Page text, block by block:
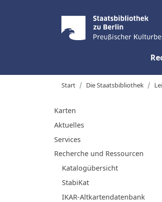
Start Die Staatsbibliothek
Karten
Aktuelles
Services
Recherche und Ressourcen
Katalogübersicht
StabiKat
IKAR-Altkartendatenbank